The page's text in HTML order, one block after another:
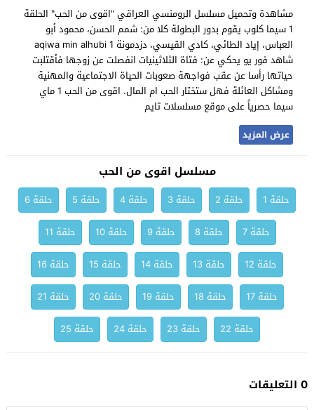
مشاهدة وتحميل مسلسل الرومنسي العراقي "اقوى من الحب" الحلقة
1 سيما كلوب يقوم بدور البطولة كلا من: شمم الحسن، محمود أبو
العباس، إياد الطائي، كادي القيسي، دزدمونة aqiwa min alhubi 1
شاهد فور يو يحكي عن: فتاة الثلاثينيات انفصلت عن زوجها فأقتلبت
حياتها رأسا عن عقب فواجهة صعوبات الحياة الاجتماعية والمهنية
ومشاكل العائلة فهل ستختار الحب ام المال. اقوى من الحب 1 ماي
سيما حصرياً على موقع مسلسلات تايم
عرض المزيد
مسلسل اقوى من الحب
حلقة 1 حلقة 2 حلقة 3 حلقة 4 حلقة 5
حلقة 6
حلقة 7
حلقة 8 حلقة 9 حلقة 10
حلقة 11
حلقة 12
حلقة 13 حلقة 14 حلقة 15
حلقة 16
حلقة 17
حلقة 18 حلقة 19 حلقة 20
حلقة 21
حلقة 22
حلقة 23 حلقة 24 حلقة 25
0 التعليقات